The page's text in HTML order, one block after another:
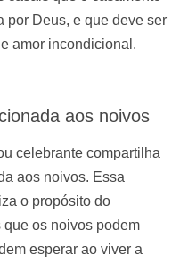
por Deus, e que deve ser
amor incondicional.
aos noivos
celebrante compartilha
aos noivos. Essa
o propósito do
os noivos podem
esperar ao viver a